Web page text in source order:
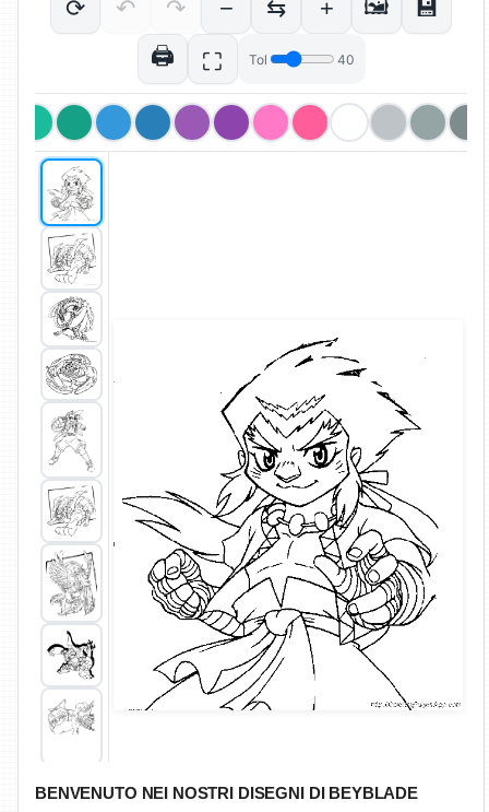
BENVENUTO NEI NOSTRI DISEGNI DI BEYBLADE